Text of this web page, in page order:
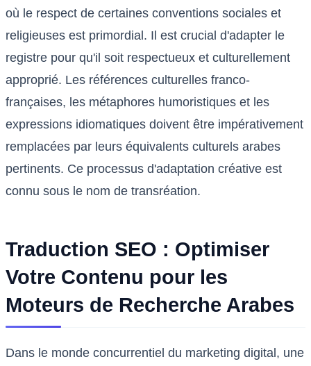
où le respect de certaines conventions sociales et
religieuses est primordial. Il est crucial d'adapter le
registre pour qu'il soit respectueux et culturellement
approprié. Les références culturelles franco-
françaises, les métaphores humoristiques et les
expressions idiomatiques doivent être impérativement
remplacées par leurs équivalents culturels arabes
pertinents. Ce processus d'adaptation créative est
connu sous le nom de transréation.
Traduction SEO : Optimiser
Votre Contenu pour les
Moteurs de Recherche Arabes
Dans le monde concurrentiel du marketing digital, une